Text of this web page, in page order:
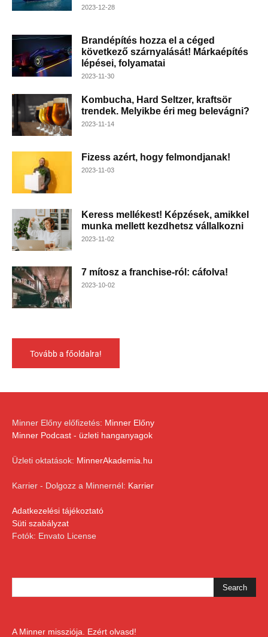
2023-12-28
Brandépítés hozza el a céged
következő szárnyalását! Márkaépítés
lépései, folyamatai
2023-11-30
Kombucha, Hard Seltzer, kraftsör
trendek. Melyikbe éri meg belevágni?
2023-11-14
Fizess azért, hogy felmondjanak!
2023-11-03
Keress mellékest! Képzések, amikkel
munka mellett kezdhetsz vállalkozni
2023-11-02
7 mítosz a franchise-ról: cáfolva!
2023-10-02
Tovább a főoldalra!
Minner Előny előfizetés: Minner Előny
Minner Podcast - üzleti hanganyagok
Üzleti oktatások: MinnerAkademia.hu
Karrier - Dolgozz a Minnernél: Karrier
Adatkezelési tájékoztató
Süti szabályzat
Fotók: Envato License
A Minner missziója. Ezért olvasd!